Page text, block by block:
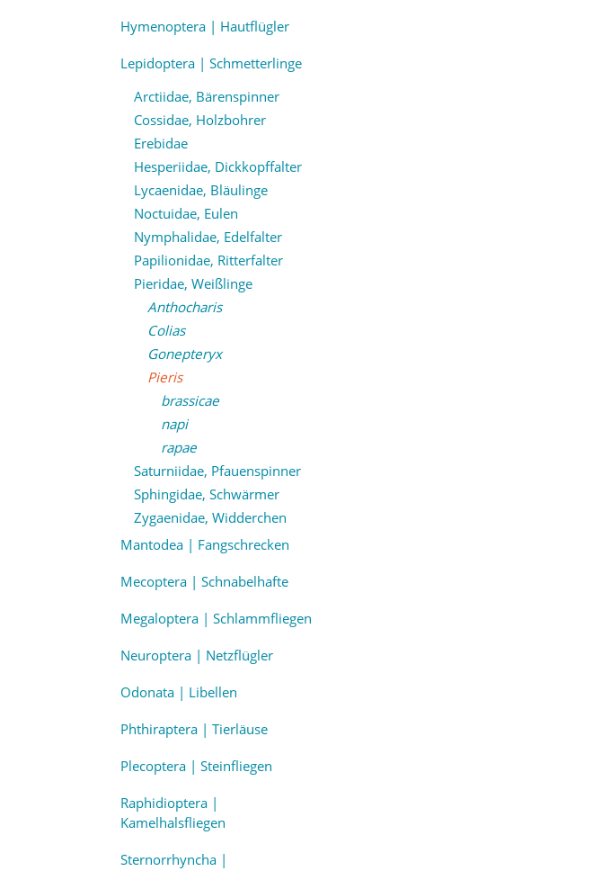
Hymenoptera | Hautflügler
Lepidoptera | Schmetterlinge
Arctiidae, Bärenspinner
Cossidae, Holzbohrer
Erebidae
Hesperiidae, Dickkopffalter
Lycaenidae, Bläulinge
Noctuidae, Eulen
Nymphalidae, Edelfalter
Papilionidae, Ritterfalter
Pieridae, Weißlinge
Anthocharis
Colias
Gonepteryx
Pieris
brassicae
napi
rapae
Saturniidae, Pfauenspinner
Sphingidae, Schwärmer
Zygaenidae, Widderchen
Mantodea | Fangschrecken
Mecoptera | Schnabelhafte
Megaloptera | Schlammfliegen
Neuroptera | Netzflügler
Odonata | Libellen
Phthiraptera | Tierläuse
Plecoptera | Steinfliegen
Raphidioptera |
Kamelhalsfliegen
Sternorrhyncha |